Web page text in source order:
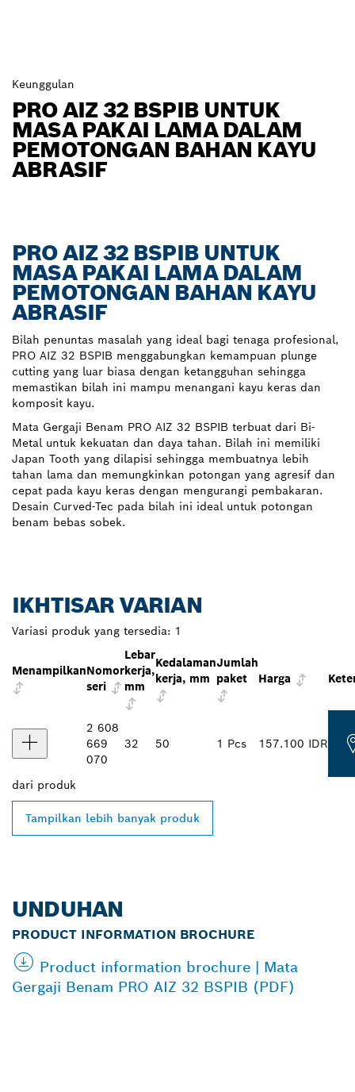
Keunggulan
PRO AIZ 32 BSPIB UNTUK
MASA PAKAI LAMA DALAM
PEMOTONGAN BAHAN KAYU
ABRASIF
PRO AIZ 32 BSPIB UNTUK
MASA PAKAI LAMA DALAM
PEMOTONGAN BAHAN KAYU
ABRASIF
Bilah penuntas masalah yang ideal bagi tenaga profesional,
PRO AIZ 32 BSPIB menggabungkan kemampuan plunge
cutting yang luar biasa dengan ketangguhan sehingga
memastikan bilah ini mampu menangani kayu keras dan
komposit kayu.
Mata Gergaji Benam PRO AIZ 32 BSPIB terbuat dari Bi-
Metal untuk kekuatan dan daya tahan. Bilah ini memiliki
Japan Tooth yang dilapisi sehingga membuatnya lebih
tahan lama dan memungkinkan potongan yang agresif dan
cepat pada kayu keras dengan mengurangi pembakaran.
Desain Curved-Tec pada bilah ini ideal untuk potongan
benam bebas sobek.
IKHTISAR VARIAN
Variasi produk yang tersedia: 1
MenampilkanNomor
seri
Lebar
kerja,
mm
Kedalaman
kerja, mm
Jumlah
paket
Harga
2 608
669
070
32 50 1 Pcs 157.100 IDR
dari produk
Tampilkan lebih banyak produk
UNDUHAN
PRODUCT INFORMATION BROCHURE
Product information brochure | Mata
Gergaji Benam PRO AIZ 32 BSPIB (PDF)